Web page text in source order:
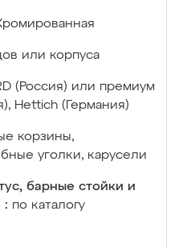
или корпуса
(Россия) или премиум
Hettich (Германия)
корзины,
уголки, карусели
барные стойки и
: по каталогу